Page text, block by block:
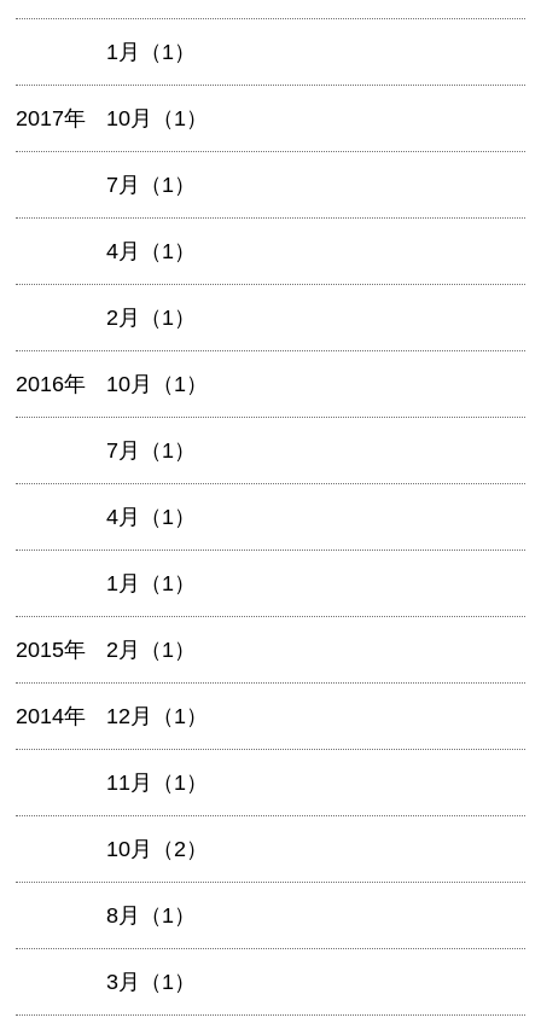
1月（1）
2017年 10月（1）
7月（1）
4月（1）
2月（1）
2016年 10月（1）
7月（1）
4月（1）
1月（1）
2015年 2月（1）
2014年 12月（1）
11月（1）
10月（2）
8月（1）
3月（1）